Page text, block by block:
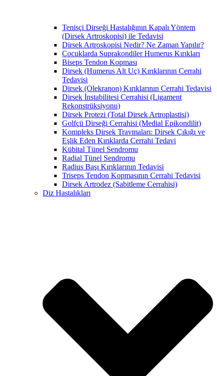
Tenisçi Dirseği Hastalığının Kapalı Yöntem
(Dirsek Artroskopisi) ile Tedavisi
Dirsek Artroskopisi Nedir? Ne Zaman Yapılır?
Çocuklarda Suprakondiler Humerus Kırıkları
Biseps Tendon Kopması
Dirsek (Humerus Alt Uç) Kırıklarının Cerrahi
Tedavisi
Dirsek (Olekranon) Kırıklarının Cerrahi Tedavisi
Dirsek İnstabilitesi Cerrahisi (Ligament
Rekonstrüksiyonu)
Dirsek Protezi (Total Dirsek Artroplastisi)
Golfçü Dirseği Cerrahisi (Medial Epikondilit)
Kompleks Dirsek Travmaları: Dirsek Çıkığı ve
Eşlik Eden Kırıklarda Cerrahi Tedavi
Kübital Tünel Sendromu
Radial Tünel Sendromu
Radius Başı Kırıklarının Tedavisi
Triseps Tendon Kopmasının Cerrahi Tedavisi
Dirsek Artrodez (Sabitleme Cerrahisi)
Diz Hastalıkları